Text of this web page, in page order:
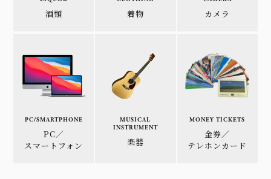
酒類 着物 カメラ
PC/SMARTPHONE
PC／
スマートフォン
MUSICAL
INSTRUMENT
楽器
MONEY TICKETS
金券／
テレホンカード